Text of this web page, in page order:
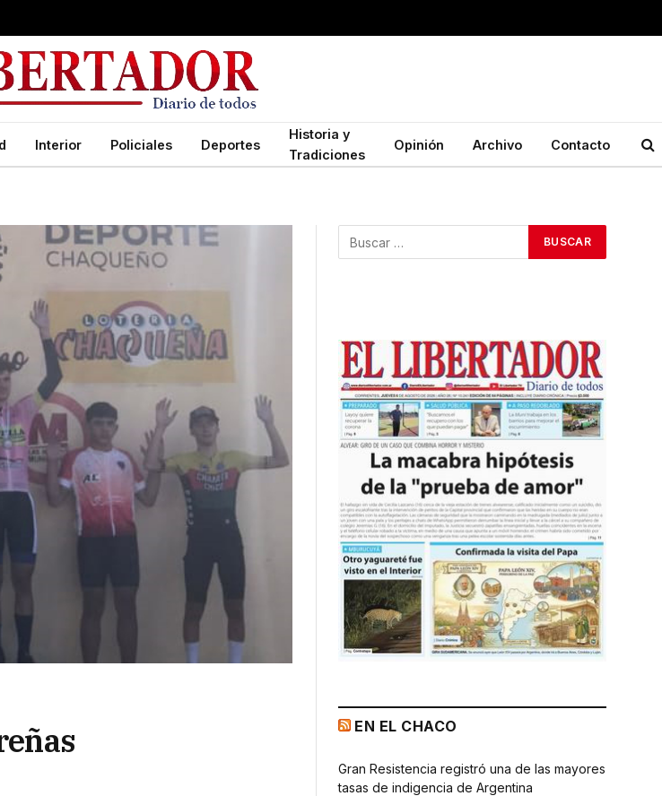
Interior Policiales Deportes
Historia y
Tradiciones
Opinión Archivo Contacto
EN EL CHACO
Gran Resistencia registró una de las mayores
tasas de indigencia de Argentina